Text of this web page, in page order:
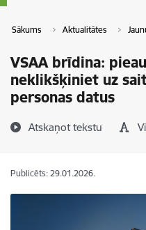
Sākums Aktualitātes
VSAA brīdina:
neklikšķiniet uz
personas datus
Atskaņot tekstu
Publicēts: 29.01.2026.